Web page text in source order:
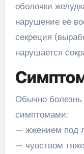
оболочки
нарушение её
секреция
нарушается
Обычно
симптомами:
— жжением под
— чувством